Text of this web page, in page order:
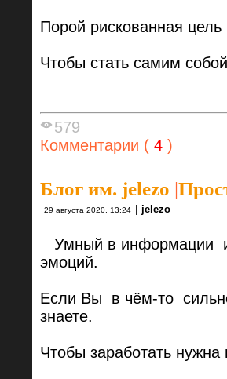
Порой рискованная
Чтобы стать самим
579
Комментарии ( 4 )
Блог им. jelezo |
29 августа 2020, 13:24 jelezo
Умный в информации
эмоций.
Если Вы в чём-то
знаете.
Чтобы заработать